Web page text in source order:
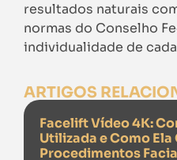
resultados naturais
normas do Conselho
individualidade de
ARTIGOS
Facelift Vídeo 4K:
Utilizada e Como
Procedimentos